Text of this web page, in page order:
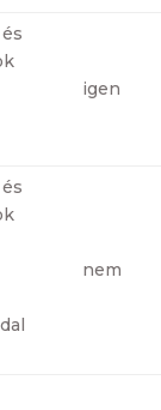
igen
nem